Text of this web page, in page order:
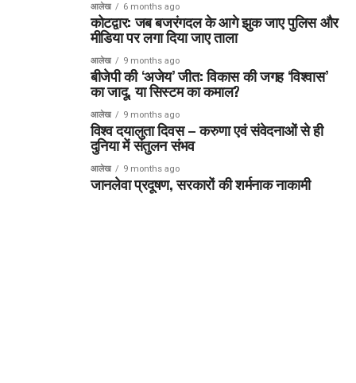
आलेख 6 months ago
कोटद्वार: जब बजरंगदल के आगे झुक जाए पुलिस और
मीडिया पर लगा दिया जाए ताला
आलेख 9 months ago
बीजेपी की ‘अजेय’ जीत: विकास की जगह ‘विश्वास’
का जादू, या सिस्टम का कमाल?
आलेख 9 months ago
विश्व दयालुता दिवस – करुणा एवं संवेदनाओं से ही
दुनिया में संतुलन संभव
आलेख 9 months ago
जानलेवा प्रदूषण, सरकारों की शर्मनाक नाकामी